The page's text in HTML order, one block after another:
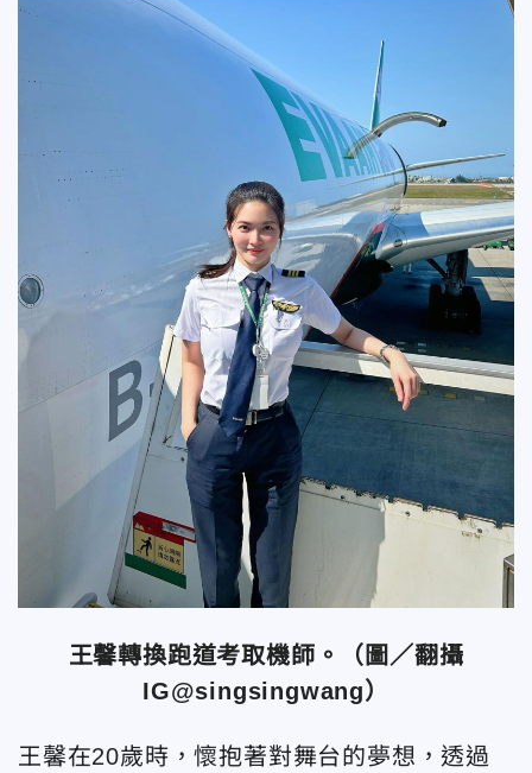
王馨轉換跑道考取機師。（圖／翻攝
IG@singsingwang）
王馨在20歲時，懷抱著對舞台的夢想，透過